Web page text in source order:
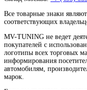
Все товарные знаки
соответствующих
MV-TUNING не ведет
покупателей с
логотипы всех торговых
информирования
автомобилям,
марок.